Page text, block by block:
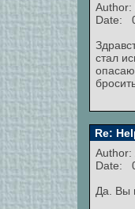
Author:
Date:
стал
Re:
Author:
Date:
Да. Вы